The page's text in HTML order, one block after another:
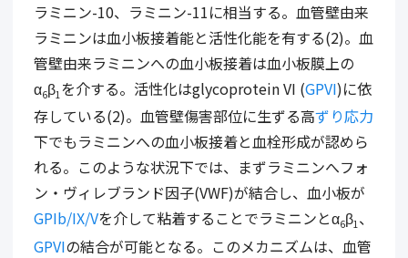
ラミニン-10、ラミニン-11に相当する。血管壁由来
ラミニンは血小板接着能と活性化能を有する(2)。血
管壁由来ラミニンへの血小板接着は血小板膜上の
α6β1を介する。活性化はglycoprotein VI (GPVI)に依
存している(2)。血管壁傷害部位に生ずる高ずり応力
下でもラミニンへの血小板接着と血栓形成が認めら
れる。このような状況下では、まずラミニンへフォ
ン・ヴィレブランド因子(VWF)が結合し、血小板が
GPIb/IX/Vを介して粘着することでラミニンとα6β1、
GPVIの結合が可能となる。このメカニズムは、血管